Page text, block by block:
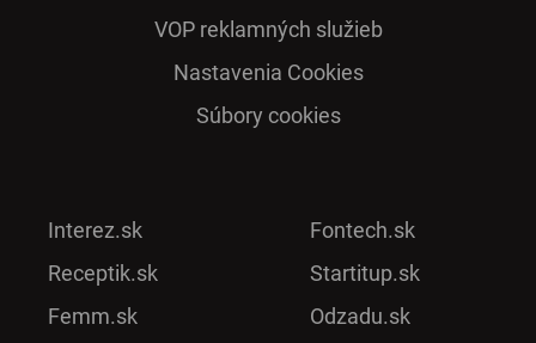
VOP reklamných služieb
Nastavenia Cookies
Súbory cookies
Interez.sk
Receptik.sk
Femm.sk
Fontech.sk
Startitup.sk
Odzadu.sk